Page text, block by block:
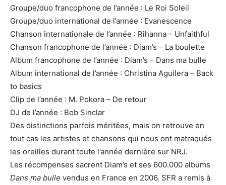
Groupe/duo francophone de l’année : Le Roi Soleil
Groupe/duo international de l’année : Evanescence
Chanson internationale de l’année : Rihanna – Unfaithful
Chanson francophone de l’année : Diam’s – La boulette
Album francophone de l’année : Diam’s – Dans ma bulle
Album international de l’année : Christina Aguilera – Back
to basics
Clip de l’année : M. Pokora – De retour
DJ de l’année : Bob Sinclar
Des distinctions parfois méritées, mais on retrouve en
tout cas les artistes et chansons qui nous ont matraqués
les oreilles durant toute l’année dernière sur NRJ.
Les récompenses sacrent Diam’s et ses 600.000 albums
Dans ma bulle vendus en France en 2006. SFR a remis à